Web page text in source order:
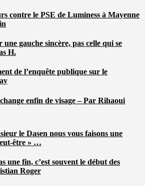
contre le PSE de Luminess à Mayenne
gauche sincère, pas celle qui se
H.
de l’enquête publique sur le
enfin de visage – Par Rihaoui
le Dasen nous vous faisons une
être » …
une fin, c’est souvent le début des
Roger